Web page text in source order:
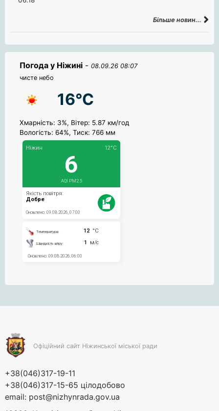
Більше новин...
Погода у Ніжині - 08.09.26 08:07
чисте небо
16°C
Хмарність: 3%, Вітер: 5.87 км/год
Вологість: 64%, Тиск: 766 мм
Офіційний сайт Ніжинської міської ради
+38(046)317-19-11
+38(046)317-15-65 цілодобово
email: post@nizhynrada.gov.ua